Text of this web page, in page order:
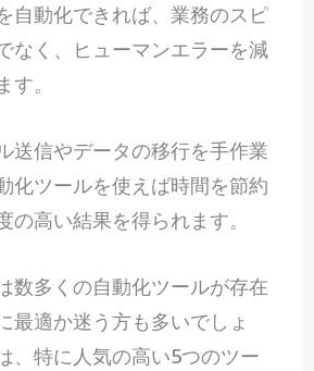
自動化できれば、業務のスピ
なく、ヒューマンエラーを減
。
送信やデータの移行を手作業
化ツールを使えば時間を節約
の高い結果を得られます。
数多くの自動化ツールが存在
最適か迷う方も多いでしょ
、特に人気の高い5つのツー